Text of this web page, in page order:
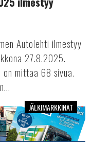
Autolehti ilmestyy
27.8.2025.
mittaa 68 sivua.
JÄLKIMARKKINAT